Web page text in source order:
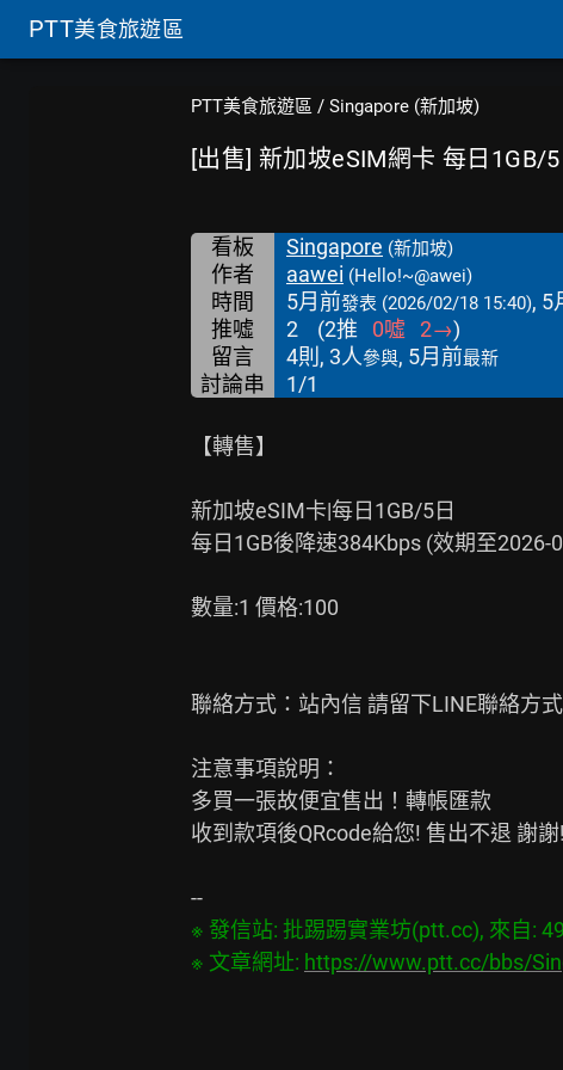
PTT美食旅遊區
PTT美食旅遊區 / Singapore (新加坡)
[出售] 新加坡eSIM網卡 每日1GB/
看板 Singapore (新加坡)
作者 aawei (Hello!~@awei)
時間 5月前發表 (2026/02/18 15:40), 5
推噓 2 (2推 0噓 2→)
留言
4則, 3人參與, 5月前最新
討論串 1/1
【轉售】
新加坡eSIM卡|每日1GB/5日
每日1GB後降速384Kbps (效期至2026-
數量:1 價格:100
聯絡方式：站內信 請留下LINE聯絡方式
注意事項說明：
多買一張故便宜售出！轉帳匯款
收到款項後QRcode給您! 售出不退 謝謝!
※ 發信站: 批踢踢實業坊(ptt.cc), 來自:
※ 文章網址: https://www.ptt.cc/bbs/